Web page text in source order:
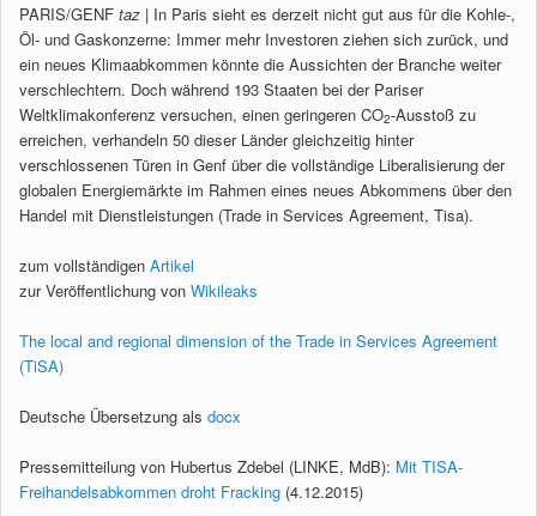
PARIS/GENF taz | In Paris sieht es derzeit nicht gut aus für die Kohle-,
Öl- und Gaskonzerne: Immer mehr Investoren ziehen sich zurück, und
ein neues Klimaabkommen könnte die Aussichten der Branche weiter
verschlechtern. Doch während 193 Staaten bei der Pariser
Weltklimakonferenz versuchen, einen geringeren CO2-Ausstoß zu
erreichen, verhandeln 50 dieser Länder gleichzeitig hinter
verschlossenen Türen in Genf über die vollständige Liberalisierung der
globalen Energiemärkte im Rahmen eines neues Abkommens über den
Handel mit Dienstleistungen (Trade in Services Agreement, Tisa).
zum vollständigen Artikel
zur Veröffentlichung von Wikileaks
The local and regional dimension of the Trade in Services Agreement
(TiSA)
Deutsche Übersetzung als docx
Pressemitteilung von Hubertus Zdebel (LINKE, MdB): Mit TISA-
Freihandelsabkommen droht Fracking (4.12.2015)